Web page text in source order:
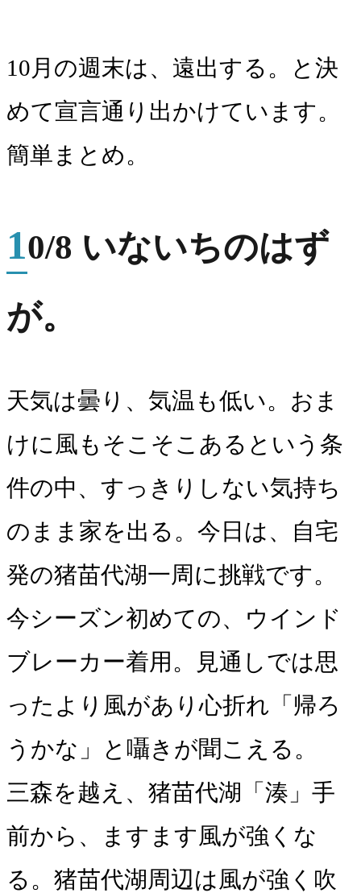
10月の週末は、遠出する。と決
めて宣言通り出かけています。
簡単まとめ。
10/8 いないちのはず
が。
天気は曇り、気温も低い。おま
けに風もそこそこあるという条
件の中、すっきりしない気持ち
のまま家を出る。今日は、自宅
発の猪苗代湖一周に挑戦です。
今シーズン初めての、ウインド
ブレーカー着用。見通しでは思
ったより風があり心折れ「帰ろ
うかな」と囁きが聞こえる。
三森を越え、猪苗代湖「湊」手
前から、ますます風が強くな
る。猪苗代湖周辺は風が強く吹